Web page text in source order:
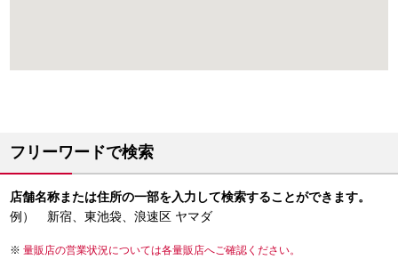
フリーワードで検索
店舗名称または住所の一部を入力して検索することができます。
例） 新宿、東池袋、浪速区 ヤマダ
量販店の営業状況については各量販店へご確認ください。